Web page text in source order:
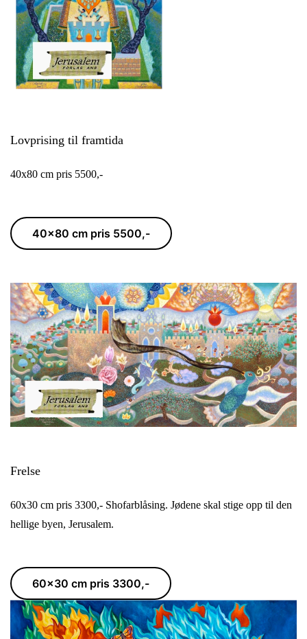
Lovprising til framtida
40x80 cm pris 5500,-
40x80 cm pris 5500,-
Frelse
60x30 cm pris 3300,- Shofarblåsing. Jødene skal stige opp til den
hellige byen, Jerusalem.
60x30 cm pris 3300,-